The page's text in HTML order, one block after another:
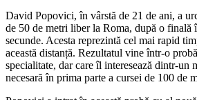
David Popovici, în vârstă de 21 de ani, a
de 50 de metri liber la Roma, după o finală
secunde. Acesta reprezintă cel mai rapid
această distanță. Rezultatul vine într-o
specialitate, dar care îl interesează dintr-un
necesară în prima parte a cursei de 100 de